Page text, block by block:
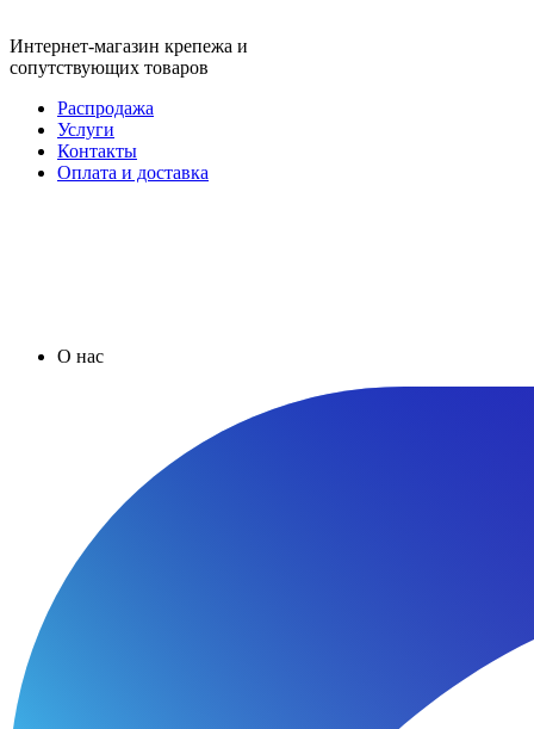
Интернет-магазин крепежа и
сопутствующих товаров
Распродажа
Услуги
Контакты
Оплата и доставка
О нас